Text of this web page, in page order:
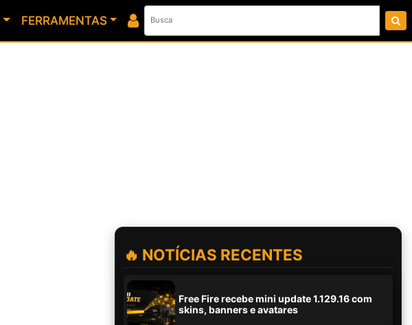
FERRAMENTAS
🔥 NOTÍCIAS RECENTES
Free Fire recebe mini update 1.129.16 com
skins, banners e avatares